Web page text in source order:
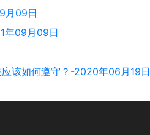
月09日
年09月09日
该如何遵守？-2020年06月19日